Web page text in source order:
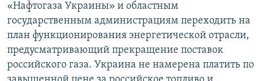
«Нафтогаза Украины» и областным
государственным администрациям переходить на
план функционирования энергетической отрасли,
предусматривающий прекращение поставок
российского газа. Украина не намерена платить по